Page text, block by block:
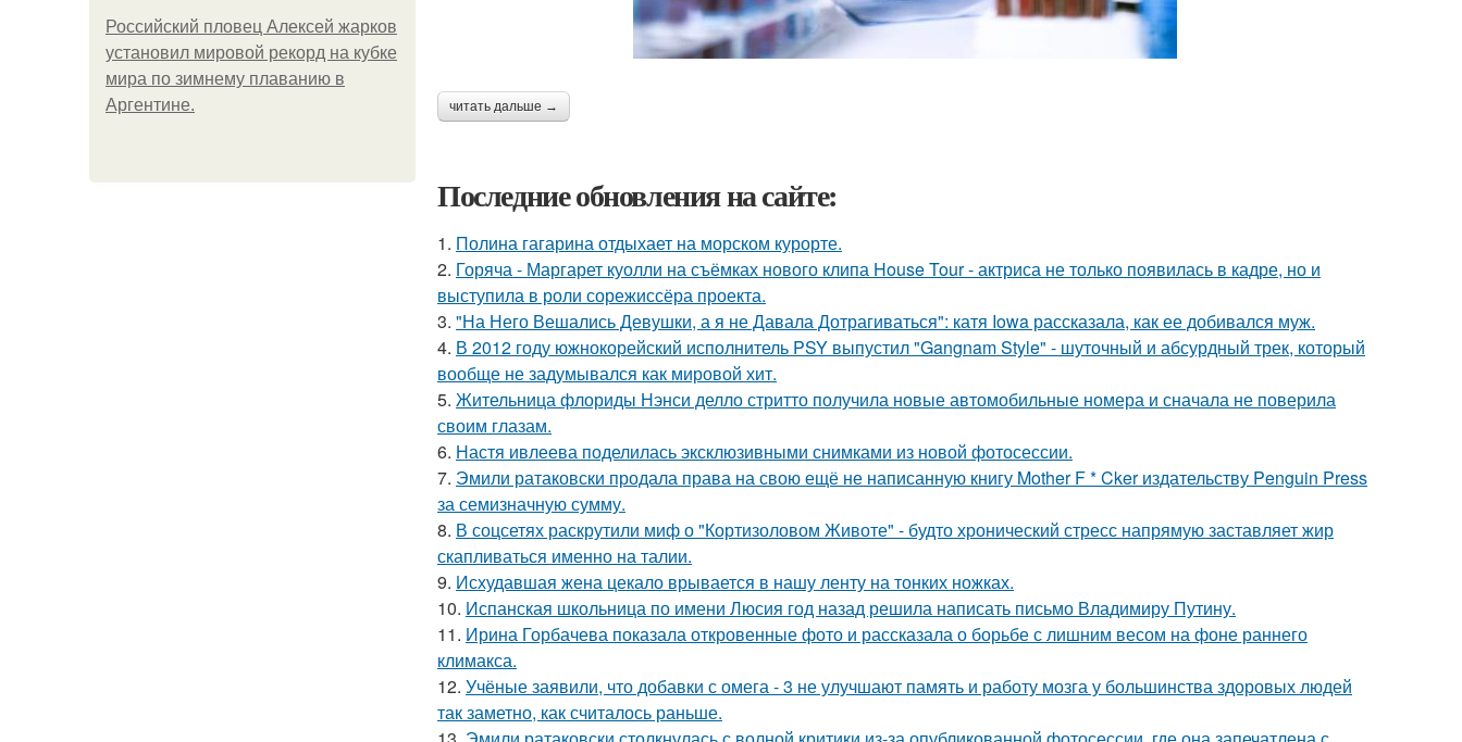
Российский пловец Алексей жарков
установил мировой рекорд на кубке
мира по зимнему плаванию в
Аргентине.
читать дальше →
Последние обновления на сайте:
1. Полина гагарина отдыхает на морском курорте.
2. Горяча - Маргарет куолли на съёмках нового клипа House Tour - актриса не только появилась в кадре, но и
выступила в роли сорежиссёра проекта.
3. "На Него Вешались Девушки, а я не Давала Дотрагиваться": катя Iowa рассказала, как ее добивался муж.
4. В 2012 году южнокорейский исполнитель PSY выпустил "Gangnam Style" - шуточный и абсурдный трек, который
вообще не задумывался как мировой хит.
5. Жительница флориды Нэнси делло стритто получила новые автомобильные номера и сначала не поверила
своим глазам.
6. Настя ивлеева поделилась эксклюзивными снимками из новой фотосессии.
7. Эмили ратаковски продала права на свою ещё не написанную книгу Mother F * Cker издательству Penguin Press
за семизначную сумму.
8. В соцсетях раскрутили миф о "Кортизоловом Животе" - будто хронический стресс напрямую заставляет жир
скапливаться именно на талии.
9. Исхудавшая жена цекало врывается в нашу ленту на тонких ножках.
10. Испанская школьница по имени Люсия год назад решила написать письмо Владимиру Путину.
11. Ирина Горбачева показала откровенные фото и рассказала о борьбе с лишним весом на фоне раннего
климакса.
12. Учёные заявили, что добавки с омега - 3 не улучшают память и работу мозга у большинства здоровых людей
так заметно, как считалось раньше.